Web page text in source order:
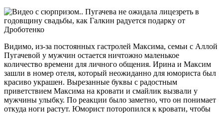
Видимо, из-за постоянных гастролей Максима, семьи с Аллой
Пугачевой у мужчин остается ничтожно маленькое
количество времени для личного общения. Ирина и Максим
зашли в номер отеля, который неожиданно для юмориста был
красиво украшен. Вырезанные буквы с радостным
приветствием Максима на кровати и смайлик вызвали у
мужчины улыбку. По реакции было заметно, что он понимает
откуда ноги растут. Юморист поторопился к кровати, чтобы